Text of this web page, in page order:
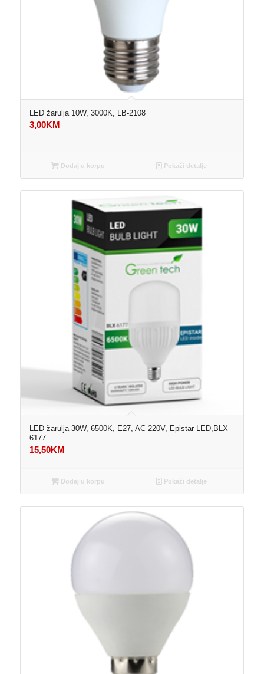
LED žarulja 10W, 3000K, LB-2108
3,00KM
Dodaj u korpu Pokaži detalje
LED žarulja 30W, 6500K, E27, AC 220V, Epistar LED,BLX-
6177
15,50KM
Dodaj u korpu Pokaži detalje